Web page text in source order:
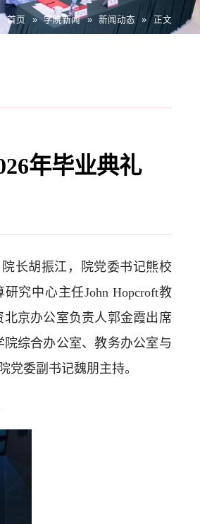
首页 » 学院新闻 » 新闻动态 » 正文
年毕业典礼
长胡振江，院党委书记熊校
究中心主任John Hopcroft教
京办公室负责人郭金霞出席
综合办公室、教务办公室与
党委副书记魏朋主持。